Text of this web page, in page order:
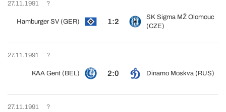
27.11.1991 ?
Hamburger SV (GER) 1:2
SK Sigma MŽ Olomouc
(CZE)
27.11.1991 ?
KAA Gent (BEL) 2:0 Dinamo Moskva (RUS)
27.11.1991 ?